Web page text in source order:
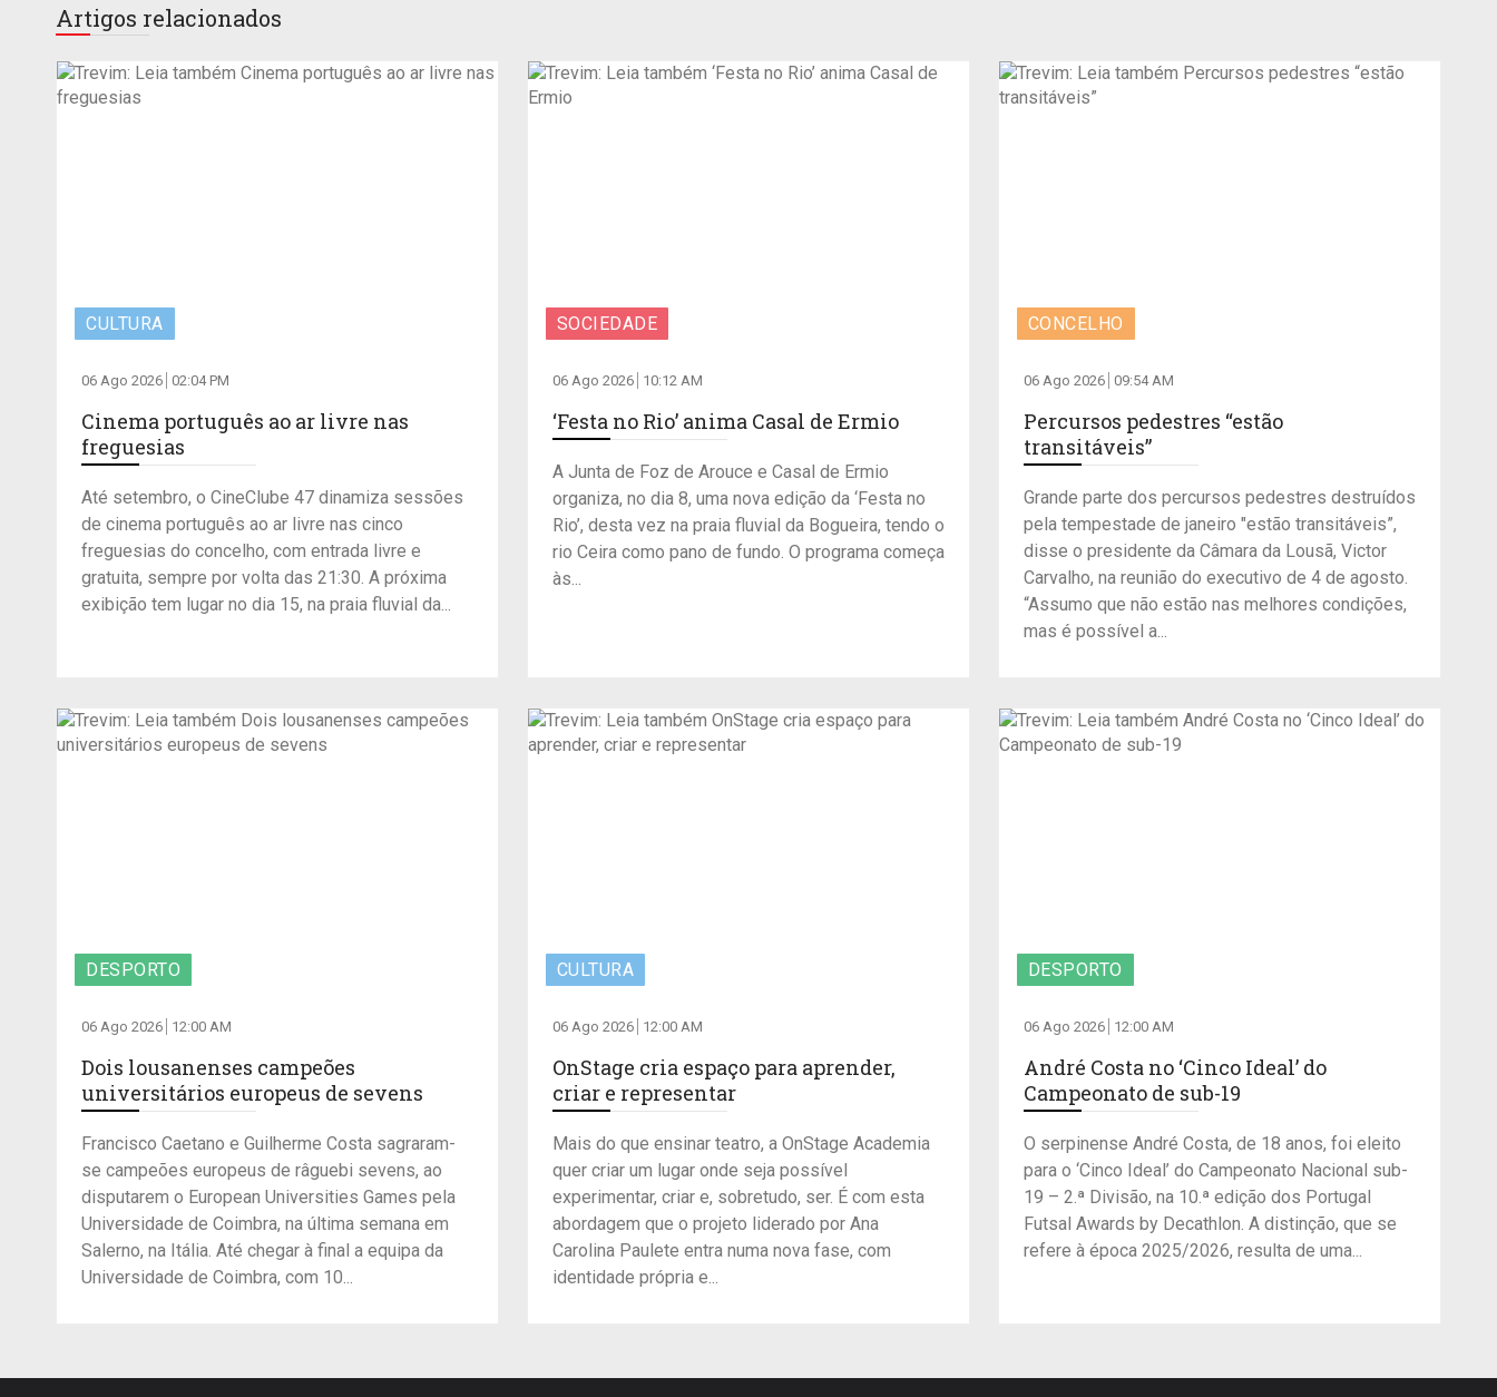
Artigos relacionados
CULTURA
06 Ago 2026 02:04 PM
Cinema português ao ar livre nas
freguesias
Até setembro, o CineClube 47 dinamiza sessões
de cinema português ao ar livre nas cinco
freguesias do concelho, com entrada livre e
gratuita, sempre por volta das 21:30. A próxima
exibição tem lugar no dia 15, na praia fluvial da...
SOCIEDADE
06 Ago 2026 10:12 AM
‘Festa no Rio’ anima Casal de Ermio
A Junta de Foz de Arouce e Casal de Ermio
organiza, no dia 8, uma nova edição da ‘Festa no
Rio’, desta vez na praia fluvial da Bogueira, tendo o
rio Ceira como pano de fundo. O programa começa
às...
CONCELHO
06 Ago 2026 09:54 AM
Percursos pedestres “estão
transitáveis”
Grande parte dos percursos pedestres destruídos
pela tempestade de janeiro "estão transitáveis”,
disse o presidente da Câmara da Lousã, Victor
Carvalho, na reunião do executivo de 4 de agosto.
“Assumo que não estão nas melhores condições,
mas é possível a...
DESPORTO
06 Ago 2026 12:00 AM
Dois lousanenses campeões
universitários europeus de sevens
Francisco Caetano e Guilherme Costa sagraram-
se campeões europeus de râguebi sevens, ao
disputarem o European Universities Games pela
Universidade de Coimbra, na última semana em
Salerno, na Itália. Até chegar à final a equipa da
Universidade de Coimbra, com 10...
CULTURA
06 Ago 2026 12:00 AM
OnStage cria espaço para aprender,
criar e representar
Mais do que ensinar teatro, a OnStage Academia
quer criar um lugar onde seja possível
experimentar, criar e, sobretudo, ser. É com esta
abordagem que o projeto liderado por Ana
Carolina Paulete entra numa nova fase, com
identidade própria e...
DESPORTO
06 Ago 2026 12:00 AM
André Costa no ‘Cinco Ideal’ do
Campeonato de sub-19
O serpinense André Costa, de 18 anos, foi eleito
para o ‘Cinco Ideal’ do Campeonato Nacional sub-
19 – 2.ª Divisão, na 10.ª edição dos Portugal
Futsal Awards by Decathlon. A distinção, que se
refere à época 2025/2026, resulta de uma...